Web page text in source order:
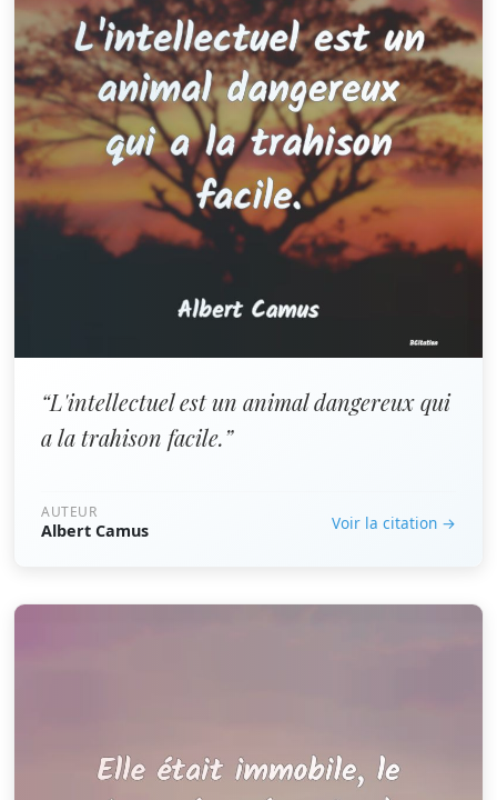
“L'intellectuel est un animal dangereux qui
a la trahison facile.”
AUTEUR
Albert Camus Voir la citation →